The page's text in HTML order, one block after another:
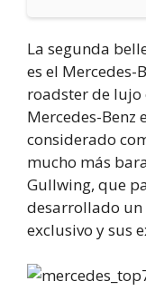
La segunda
es el Mercedes-
roadster de
Mercedes-Benz
considerado
mucho más
Gullwing, que
desarrollado
exclusivo y sus